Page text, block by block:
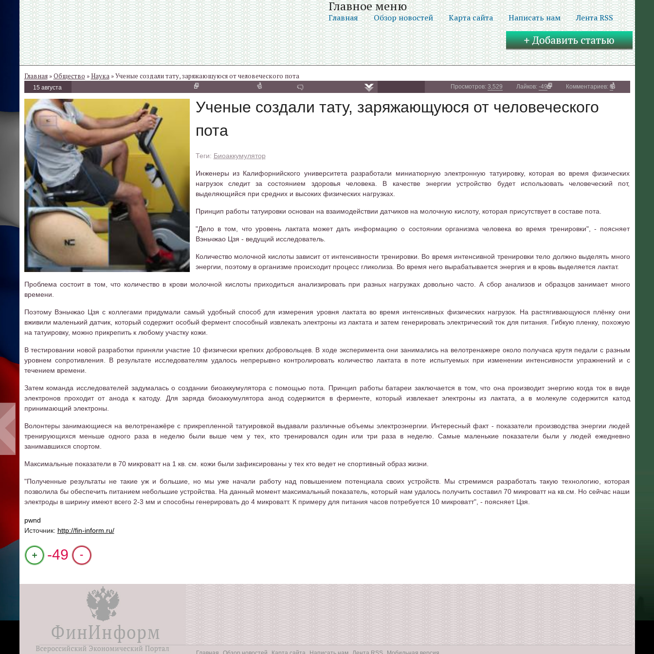
Главное меню
Главная Обзор новостей Карта сайта Написать нам Лента RSS
Главная»Общество »Наука» Ученые создали тату, заряжающуюся от человеческого пота
15 августа Комментариев: 0
Лайков: -49
Просмотров: 3,529
Ученые создали тату, заряжающуюся от человеческого
пота
Биоаккумулятор
Инженеры из Калифорнийского университета разработали миниатюрную электронную татуировку, которая во время физических
нагрузок следит за состоянием здоровья человека. В качестве энергии устройство будет использовать человеческий пот,
выделяющийся при средних и высоких физических нагрузках.
Принцип работы татуировки основан на взаимодействии датчиков на молочную кислоту, которая присутствует в составе пота.
"Дело в том, что уровень лактата может дать информацию о состоянии организма человека во время тренировки", - поясняет
Вэньчжао Цзя - ведущий исследователь.
Количество молочной кислоты зависит от интенсивности тренировки. Во время интенсивной тренировки тело должно выделять много
энергии, поэтому в организме происходит процесс гликолиза. Во время него вырабатывается энергия и в кровь выделяется лактат.
Проблема состоит в том, что количество в крови молочной кислоты приходиться анализировать при разных нагрузках довольно часто. А сбор анализов и образцов занимает много
времени.
Поэтому Вэньчжао Цзя с коллегами придумали самый удобный способ для измерения уровня лактата во время интенсивных физических нагрузок. На растягивающуюся плёнку они
вживили маленький датчик, который содержит особый фермент способный извлекать электроны из лактата и затем генерировать электрический ток для питания. Гибкую пленку, похожую
на татуировку, можно прикрепить к любому участку кожи.
В тестировании новой разработки приняли участие 10 физически крепких добровольцев. В ходе эксперимента они занимались на велотренажере около получаса крутя педали с разным
уровнем сопротивления. В результате исследователям удалось непрерывно контролировать количество лактата в поте испытуемых при изменении интенсивности упражнений и с
течением времени.
Затем команда исследователей задумалась о создании биоаккумулятора с помощью пота. Принцип работы батареи заключается в том, что она производит энергию когда ток в виде
электронов проходит от анода к катоду. Для заряда биоаккумулятора анод содержится в ферменте, который извлекает электроны из лактата, а в молекуле содержится катод
принимающий электроны.
Волонтеры занимающиеся на велотренажёре с прикрепленной татуировкой выдавали различные объемы электроэнергии. Интересный факт - показатели производства энергии людей
тренирующихся меньше одного раза в неделю были выше чем у тех, кто тренировался один или три раза в неделю. Самые маленькие показатели были у людей ежедневно
занимавшихся спортом.
Максимальные показатели в 70 микроватт на 1 кв. см. кожи были зафиксированы у тех кто ведет не спортивный образ жизни.
"Полученные результаты не такие уж и большие, но мы уже начали работу над повышением потенциала своих устройств. Мы стремимся разработать такую технологию, которая
позволила бы обеспечить питанием небольшие устройства. На данный момент максимальный показатель, который нам удалось получить составил 70 микроватт на кв.см. Но сейчас наши
электроды в ширину имеют всего 2-3 мм и способны генерировать до 4 микроватт. К примеру для питания часов потребуется 10 микроватт", - поясняет Цзя.
pwnd
Источник: http://fin-inform.ru/
+1
-49